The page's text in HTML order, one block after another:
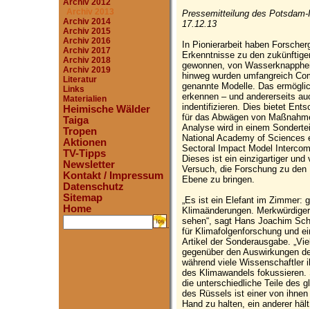
Archiv 2012
Archiv 2013
Archiv 2014
Archiv 2015
Archiv 2016
Archiv 2017
Archiv 2018
Archiv 2019
Literatur
Links
Materialien
Heimische Wälder
Taiga
Tropen
Aktionen
TV-Tipps
Newsletter
Kontakt / Impressum
Datenschutz
Sitemap
Home
.
Pressemitteilung des
17.12.13
In Pionierarbeit haben
Erkenntnisse zu den
gewonnen, von
hinweg wurden umfangreich
genannte Modelle. Das
erkennen – und andererseits
indentifizieren. Dies bietet
für das Abwägen von
Analyse wird in einem
National Academy of Sciences
Sectoral Impact Model
Dieses ist ein einzigartiger und
Versuch, die Forschung zu
Ebene zu bringen.
„Es ist ein Elefant im Zimmer:
Klimaänderungen.
sehen“, sagt Hans Joachim
für Klimafolgenforschung und
Artikel der Sonderausgabe.
gegenüber den Auswirkungen
während viele Wissenschaftler
des Klimawandels
die unterschiedliche Teile des
des Rüssels ist einer von
Hand zu halten, ein anderer